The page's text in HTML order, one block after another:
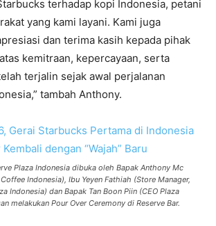
terhadap kopi Indonesia, petani
yang kami layani. Kami juga
dan terima kasih kepada pihak
kemitraan, kepercayaan, serta
terjalin sejak awal perjalanan
tambah Anthony.
Plaza Indonesia dibuka oleh Bapak Anthony Mc
Indonesia), Ibu Yeyen Fathiah (Store Manager,
Indonesia) dan Bapak Tan Boon Piin (CEO Plaza
melakukan Pour Over Ceremony di Reserve Bar.